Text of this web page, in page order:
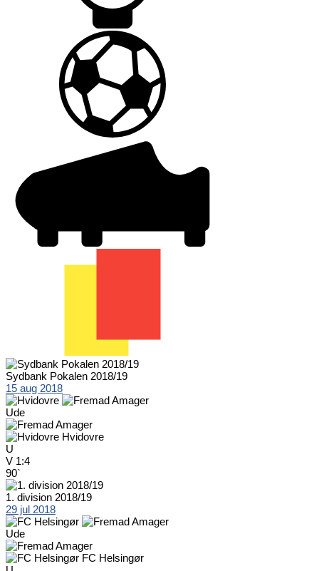
Sydbank Pokalen 2018/19
15 aug 2018
Ude
Hvidovre
U
V 1:4
90`
1. division 2018/19
29 jul 2018
Ude
FC Helsingør